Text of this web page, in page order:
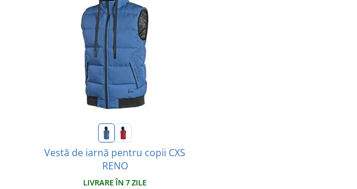
Vestă de iarnă pentru copii CXS
RENO
LIVRARE ÎN 7 ZILE